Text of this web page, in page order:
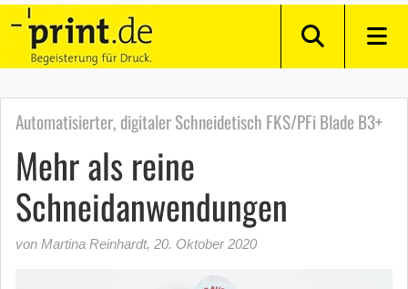
Automatisierter, digitaler Schneidetisch FKS/PFi Blade B3+
Mehr als reine
Schneidanwendungen
von Martina Reinhardt, 20. Oktober 2020